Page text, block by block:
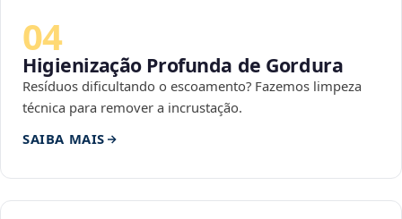
04
Higienização Profunda de Gordura
Resíduos dificultando o escoamento? Fazemos limpeza
técnica para remover a incrustação.
SAIBA MAIS